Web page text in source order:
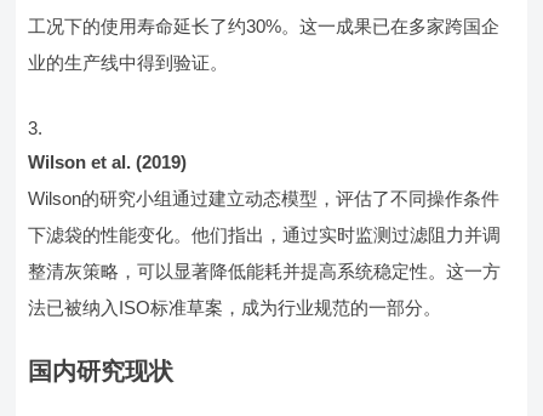
工况下的使用寿命延长了约30%。这一成果已在多家跨国企
业的生产线中得到验证。
Wilson et al. (2019)
Wilson的研究小组通过建立动态模型，评估了不同操作条件
下滤袋的性能变化。他们指出，通过实时监测过滤阻力并调
整清灰策略，可以显著降低能耗并提高系统稳定性。这一方
法已被纳入ISO标准草案，成为行业规范的一部分。
国内研究现状